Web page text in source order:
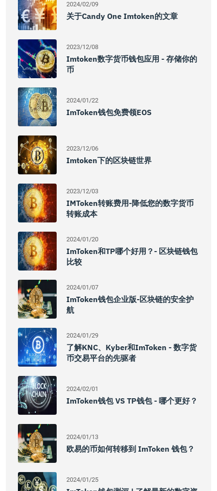
2024/02/09
关于Candy One Imtoken的文章
2023/12/08
Imtoken数字货币钱包应用 - 存储你的
币
2024/01/22
ImToken钱包免费领EOS
2023/12/06
Imtoken下的区块链世界
2023/12/03
IMToken转账费用-降低您的数字货币
转账成本
2024/01/20
ImToken和TP哪个好用？- 区块链钱包
比较
2024/01/07
ImToken钱包企业版-区块链的安全护
航
2024/01/29
了解KNC、Kyber和imToken - 数字货
币交易平台的先驱者
2024/02/01
ImToken钱包 VS TP钱包 - 哪个更好？
2024/01/13
欧易的币如何转移到 ImToken 钱包？
2024/01/25